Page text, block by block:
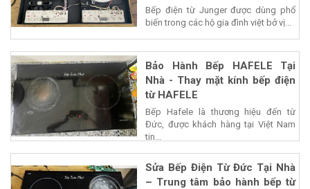
Bếp điện từ Junger được dùng phổ
biến trong các hộ gia đình việt bở vị...
Bảo Hành Bếp HAFELE Tại
Nhà - Thay mặt kính bếp điện
từ HAFELE
Bếp Hafele là thương hiệu đến từ
Đức, được khách hàng tại Việt Nam
tin...
Sửa Bếp Điện Từ Đức Tại Nhà
– Trung tâm bảo hành bếp từ